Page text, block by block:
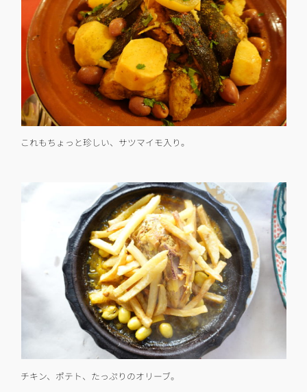
これもちょっと珍しい、サツマイモ入り。
チキン、ポテト、たっぷりのオリーブ。